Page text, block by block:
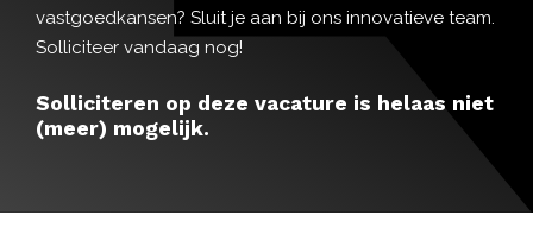
vastgoedkansen? Sluit je aan bij ons innovatieve team.
Solliciteer vandaag nog!
Solliciteren op deze vacature is helaas niet
(meer) mogelijk.